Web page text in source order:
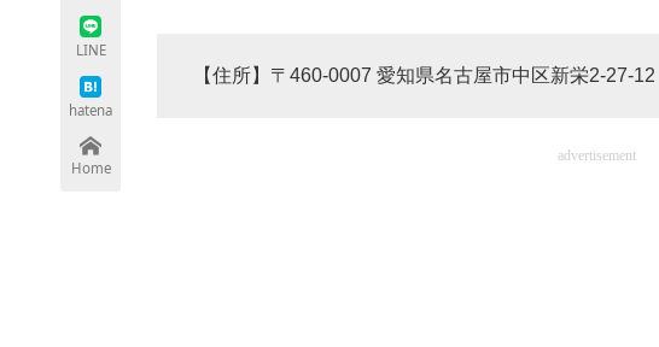
LINE
hatena
Home
【住所】〒460-0007 愛知県名古屋市中区新栄2-27-12
advertisement